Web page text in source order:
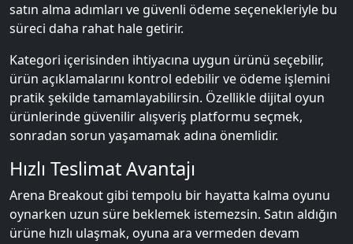
satın alma adımları ve güvenli ödeme seçenekleriyle bu
süreci daha rahat hale getirir.
Kategori içerisinden ihtiyacına uygun ürünü seçebilir,
ürün açıklamalarını kontrol edebilir ve ödeme işlemini
pratik şekilde tamamlayabilirsin. Özellikle dijital oyun
ürünlerinde güvenilir alışveriş platformu seçmek,
sonradan sorun yaşamamak adına önemlidir.
Hızlı Teslimat Avantajı
Arena Breakout gibi tempolu bir hayatta kalma oyunu
oynarken uzun süre beklemek istemezsin. Satın aldığın
ürüne hızlı ulaşmak, oyuna ara vermeden devam